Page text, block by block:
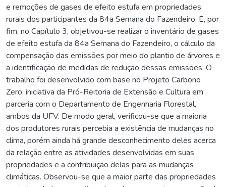
e remoções de gases de efeito estufa em propriedades
rurais dos participantes da 84a Semana do Fazendeiro. E, por
fim, no Capítulo 3, objetivou-se realizar o inventário de gases
de efeito estufa da 84a Semana do Fazendeiro, o cálculo da
compensação das emissões por meio do plantio de árvores e
a identificação de medidas de redução dessas emissões. O
trabalho foi desenvolvido com base no Projeto Carbono
Zero, iniciativa da Pró-Reitoria de Extensão e Cultura em
parceria com o Departamento de Engenharia Florestal,
ambos da UFV. De modo geral, verificou-se que a maioria
dos produtores rurais percebia a existência de mudanças no
clima, porém ainda há grande desconhecimento deles acerca
da relação entre as atividades desenvolvidas em suas
propriedades e a contribuição delas para as mudanças
climáticas. Observou-se que a maior parte das propriedades